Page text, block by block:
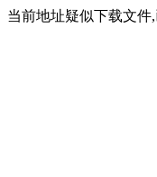
当前地址疑似下载文